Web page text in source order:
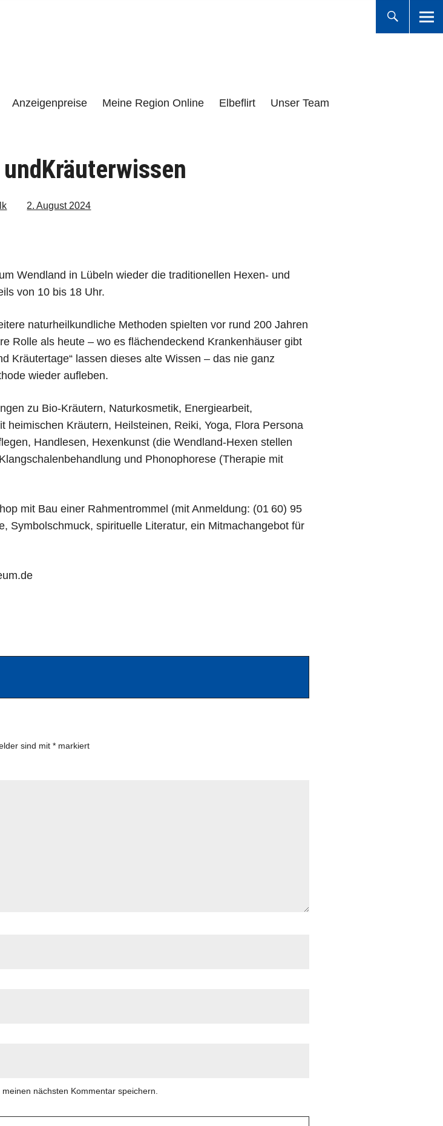
Anzeigenpreise Meine Region Online Elbeflirt Unser Team
2. August 2024
Wendland in Lübeln wieder die traditionellen Hexen- und
von 10 bis 18 Uhr.
naturheilkundliche Methoden spielten vor rund 200 Jahren
Rolle als heute – wo es flächendeckend Krankenhäuser gibt
Kräutertage“ lassen dieses alte Wissen – das nie ganz
wieder aufleben.
zu Bio-Kräutern, Naturkosmetik, Energiearbeit,
heimischen Kräutern, Heilsteinen, Reiki, Yoga, Flora Persona
Handlesen, Hexenkunst (die Wendland-Hexen stellen
und Phonophorese (Therapie mit
mit Bau einer Rahmentrommel (mit Anmeldung: (01 60) 95
Symbolschmuck, spirituelle Literatur, ein Mitmachangebot für
sind mit* markiert
nächsten Kommentar speichern.